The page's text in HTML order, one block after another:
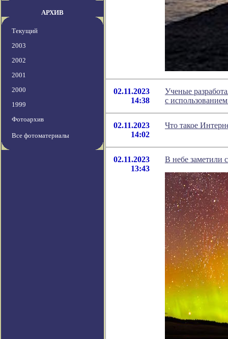
АРХИВ
Текущий
2003
2002
2001
2000
1999
Фотоархив
Все фотоматериалы
02.11.2023
14:38
Ученые
с
02.11.2023
14:02
Что такое
02.11.2023
13:43
В небе заметили